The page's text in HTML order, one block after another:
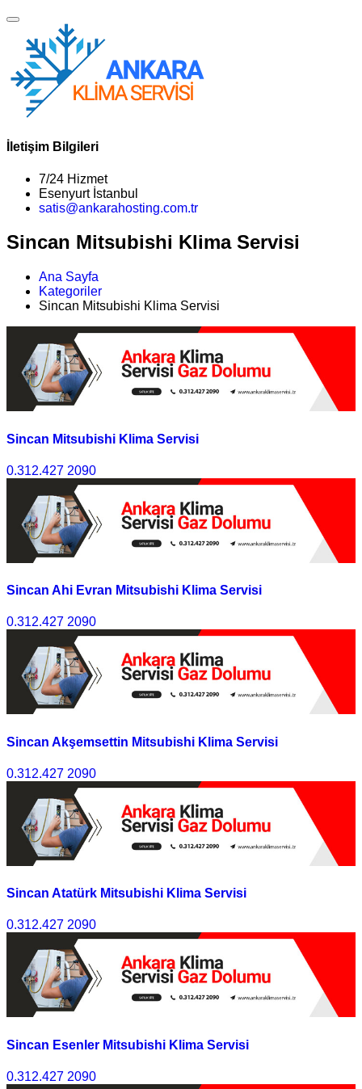
İletişim Bilgileri
7/24 Hizmet
Esenyurt İstanbul
satis@ankarahosting.com.tr
Sincan Mitsubishi Klima Servisi
Ana Sayfa
Kategoriler
Sincan Mitsubishi Klima Servisi
Sincan Mitsubishi Klima Servisi
0.312.427 2090
Sincan Ahi Evran Mitsubishi Klima Servisi
0.312.427 2090
Sincan Akşemsettin Mitsubishi Klima Servisi
0.312.427 2090
Sincan Atatürk Mitsubishi Klima Servisi
0.312.427 2090
Sincan Esenler Mitsubishi Klima Servisi
0.312.427 2090